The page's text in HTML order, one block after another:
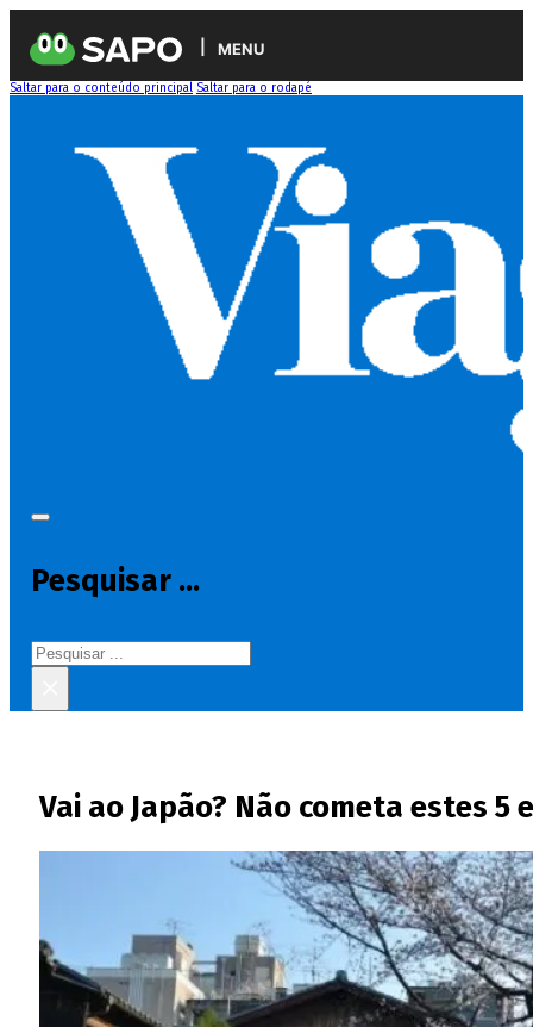
MENU
Saltar para o conteúdo principal Saltar para o rodapé
Pesquisar ...
Pesquisar
Vai ao Japão? Não cometa estes